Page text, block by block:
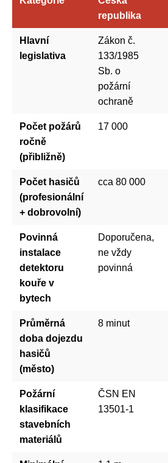
republika
Hlavní
legislativa
Zákon č.
133/1985
Sb. o
požární
ochraně
Počet požárů
ročně
(přibližně)
17 000
Počet hasičů
(profesionální
+ dobrovolní)
cca 80 000
Povinná
instalace
detektoru
kouře v
bytech
Doporučena,
ne vždy
povinná
Průměrná
doba dojezdu
hasičů
(město)
8 minut
Požární
klasifikace
stavebních
materiálů
ČSN EN
13501-1